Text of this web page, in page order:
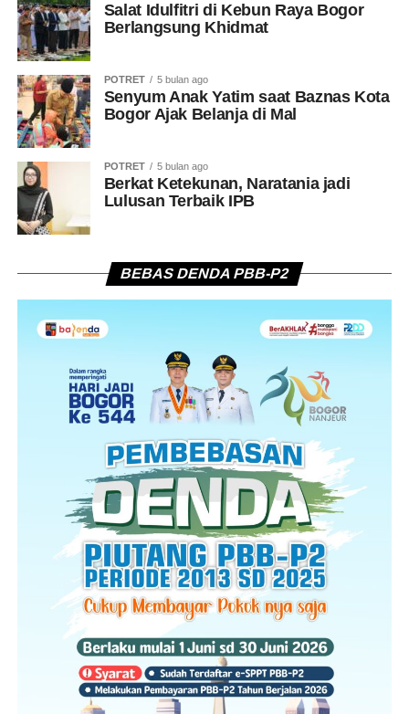
Salat Idulfitri di Kebun Raya Bogor
Berlangsung Khidmat
POTRET 5 bulan ago
Senyum Anak Yatim saat Baznas Kota
Bogor Ajak Belanja di Mal
POTRET 5 bulan ago
Berkat Ketekunan, Naratania jadi
Lulusan Terbaik IPB
BEBAS DENDA PBB-P2